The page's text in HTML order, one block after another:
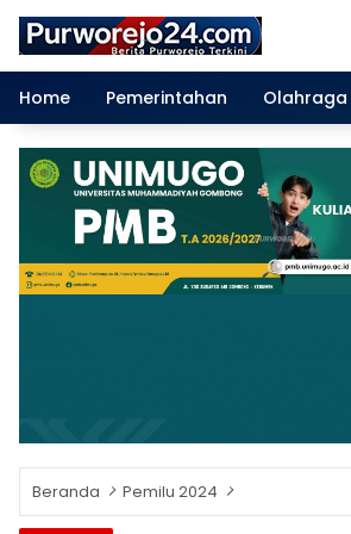
Langsung
konten
Home
Pemerintahan Olahraga
Beranda Pemilu 2024